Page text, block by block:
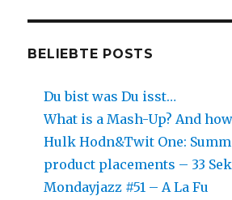
BELIEBTE POSTS
Du bist was Du isst…
What is a Mash-Up? And
Hulk Hodn&Twit One:
product placements – 33
Mondayjazz #51 – A La Fu